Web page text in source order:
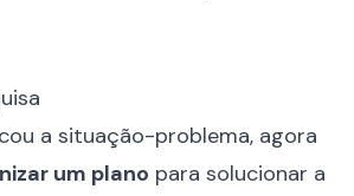
a situação-problema, agora
um plano para solucionar a